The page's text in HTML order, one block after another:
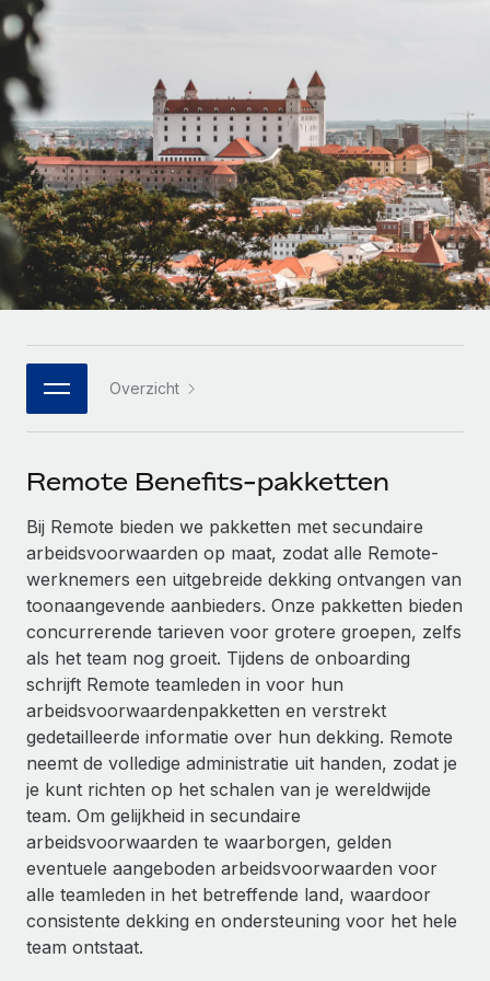
Ingewikkelde HR-taken eenvoudig uitbesteden
INFRASTRUCTUUR
Remote Embedded
HR naadloos in workflows integreren
Platform
Ingebouwde essentiële HR-functies voor je team
Integraties
Vraag een expert
Krijg hulp van global HR- en juridische experts
Achtergrondonderzoek
Vereenvoudig het screeningsproces van
kandidaten
Compliance Watchtower
Blijf compliance-risico's voor
Apparaatbeheer
Lever en track wereldwijd IT-middelen
Entiteiten oprichten
Stel snel compliant entiteiten op
Mobiliteit en overplaatsing
Flexibele global HR en payroll solutions voor groeiende
bedrijven
Mid-market
Teams uitbreiden met HR solutions op maat
Enterprise
Global HR voor grote bedrijven
WERK MET ONS SAMEN
Strategische technologiepartners
Een partner worden
Ontdek hoe je met ons kunt samenwerken
Binnenkort beschikbaar
Integraties en advies over AI-automatiseringen
CASESTUDY'S
LEREN MET REMOTE
Onderzoek en gidsen
Casestudy's
HR-woordenlijst
Checklists en templates
Webinars
Newsroom
Inzicht in salaris en talent
Inzichtencentrum
Support
Alle bronnen bekijken
BLOG
EOR en PEO
Contractor Management
Belastingen
Naar de blog
Nederlands
Français
Deutsch
Español
Italiano
Português (Portugal)
日本語
한국어
Overzicht
Remote Benefits-pakketten
Bij Remote bieden we pakketten met secundaire
arbeidsvoorwaarden op maat, zodat alle Remote-
werknemers een uitgebreide dekking ontvangen van
toonaangevende aanbieders. Onze pakketten bieden
concurrerende tarieven voor grotere groepen, zelfs
als het team nog groeit. Tijdens de onboarding
schrijft Remote teamleden in voor hun
arbeidsvoorwaardenpakketten en verstrekt
gedetailleerde informatie over hun dekking. Remote
neemt de volledige administratie uit handen, zodat je
je kunt richten op het schalen van je wereldwijde
team. Om gelijkheid in secundaire
arbeidsvoorwaarden te waarborgen, gelden
eventuele aangeboden arbeidsvoorwaarden voor
alle teamleden in het betreffende land, waardoor
consistente dekking en ondersteuning voor het hele
team ontstaat.